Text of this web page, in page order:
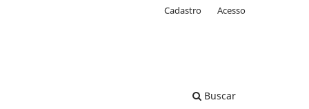
Buscar
Cadastro Acesso